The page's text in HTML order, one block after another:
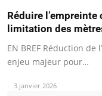
Réduire
limitation des
EN BREF Réduction
enjeu majeur pour…
3 janvier 2026